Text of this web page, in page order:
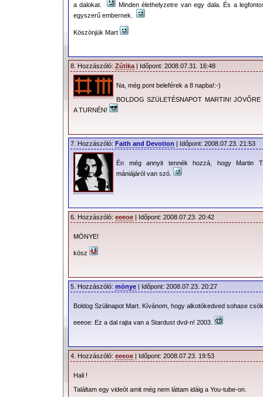
a dalokat.
Minden élethelyzetre van egy dala. És a
egyszerű embernek.
Köszönjük Mart
8. Hozzászóló: Zútika | Időpont: 2008.07.31. 16:48
Na, még pont beleférek a 8 napba!:-)
BOLDOG SZÜLETÉSNAPOT MARTIN! JÖVŐRE
A TURNÉN!
7. Hozzászóló: Faith and Devotion | Időpont: 2008.07.23. 21:53
Én még annyit tennék hozzá, hogy Martin
mániájáról van szó.
6. Hozzászóló: eeeoe | Időpont: 2008.07.23. 20:42
MÖNYE!
kösz
5. Hozzászóló: mönye | Időpont: 2008.07.23. 20:27
Boldog Szülinapot Mart. Kívánom, hogy alkotókedved sohase
eeeoe: Ez a dal rajta van a Stardust dvd-n! 2003.
4. Hozzászóló: eeeoe | Időpont: 2008.07.23. 19:53
Hali !
Találtam egy videót amit még nem láttam idáig a You-tube-on.